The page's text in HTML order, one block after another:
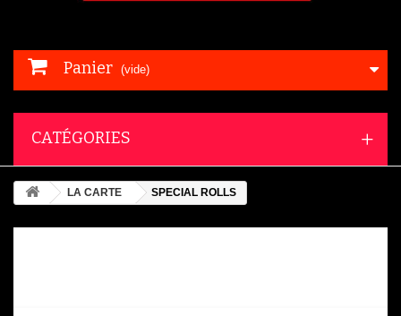
Panier (vide)
CATÉGORIES
LA CARTE SPECIAL ROLLS